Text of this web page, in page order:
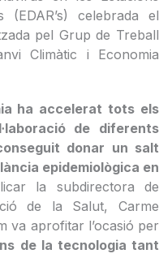
(EDAR’s) celebrada el
pel Grup de Treball
Climàtic i Economia
ha accelerat tots els
de diferents
donar un salt
epidemiològica en
la subdirectora de
de la Salut, Carme
va aprofitar l’ocasió per
de la tecnologia tant